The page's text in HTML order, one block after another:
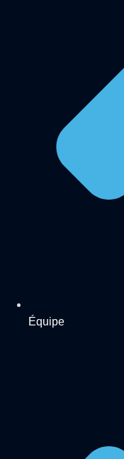
Équipe